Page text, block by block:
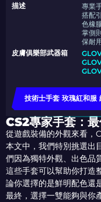
描述
專業
搭配
色橡
掌側
保耐
皮膚俱樂部武器箱
技術士手套 玫瑰紅和服
CS2專家手套：
從遊戲裝備的外觀來看，
本文中，我們特別挑選
們因為獨特外觀、出色品
這些手套可以幫助你打造
論你選擇的是鮮明配色還
最終，選擇一雙能夠與你